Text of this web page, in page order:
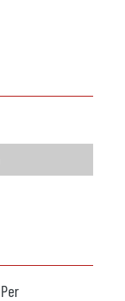
Per